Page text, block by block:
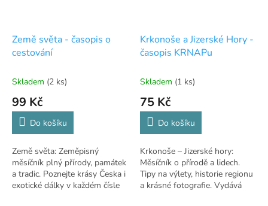
Země světa - časopis o
cestování
Skladem (2 ks)
99 Kč
Do košíku
Země světa: Zeměpisný
měsíčník plný přírody, památek
a tradic. Poznejte krásy Česka i
exotické dálky v každém čísle
Krkonoše a Jizerské Hory -
časopis KRNAPu
Skladem (1 ks)
75 Kč
Do košíku
Krkonoše – Jizerské hory:
Měsíčník o přírodě a lidech.
Tipy na výlety, historie regionu
a krásné fotografie. Vydává